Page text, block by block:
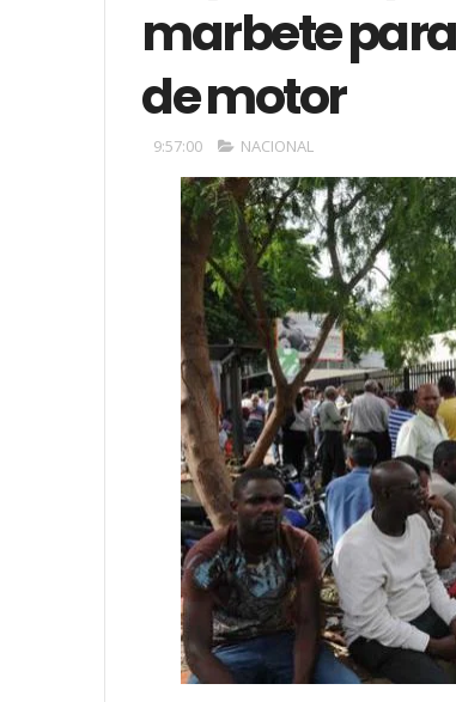
marbete
de motor
9:57:00 NACIONAL